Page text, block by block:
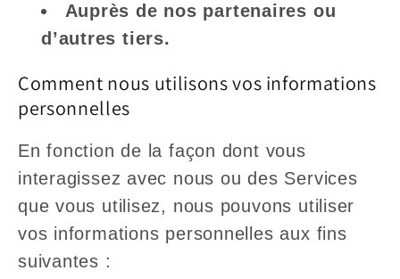
Auprès de nos partenaires ou
d’autres tiers.
Comment nous utilisons vos informations
personnelles
En fonction de la façon dont vous
interagissez avec nous ou des Services
que vous utilisez, nous pouvons utiliser
vos informations personnelles aux fins
suivantes :